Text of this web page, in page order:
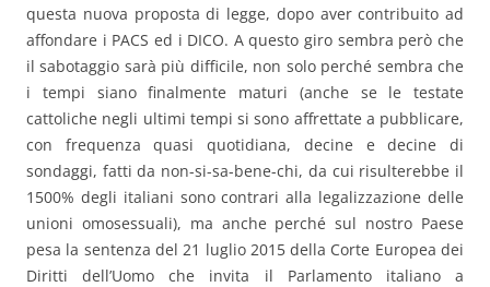
questa nuova proposta di legge, dopo aver contribuito ad
affondare i PACS ed i DICO. A questo giro sembra però che
il sabotaggio sarà più difficile, non solo perché sembra che
i tempi siano finalmente maturi (anche se le testate
cattoliche negli ultimi tempi si sono affrettate a pubblicare,
con frequenza quasi quotidiana, decine e decine di
sondaggi, fatti da non-si-sa-bene-chi, da cui risulterebbe il
1500% degli italiani sono contrari alla legalizzazione delle
unioni omosessuali), ma anche perché sul nostro Paese
pesa la sentenza del 21 luglio 2015 della Corte Europea dei
Diritti dell’Uomo che invita il Parlamento italiano a